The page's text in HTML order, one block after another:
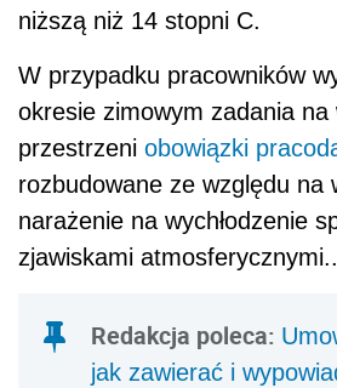
niższą niż 14 stopni C.
W przypadku pracowników
okresie zimowym zadania na
przestrzeni obowiązki
rozbudowane ze względu na
narażenie na wychłodzenie
zjawiskami atmosferycznymi..
Redakcja poleca:
jak zawierać i